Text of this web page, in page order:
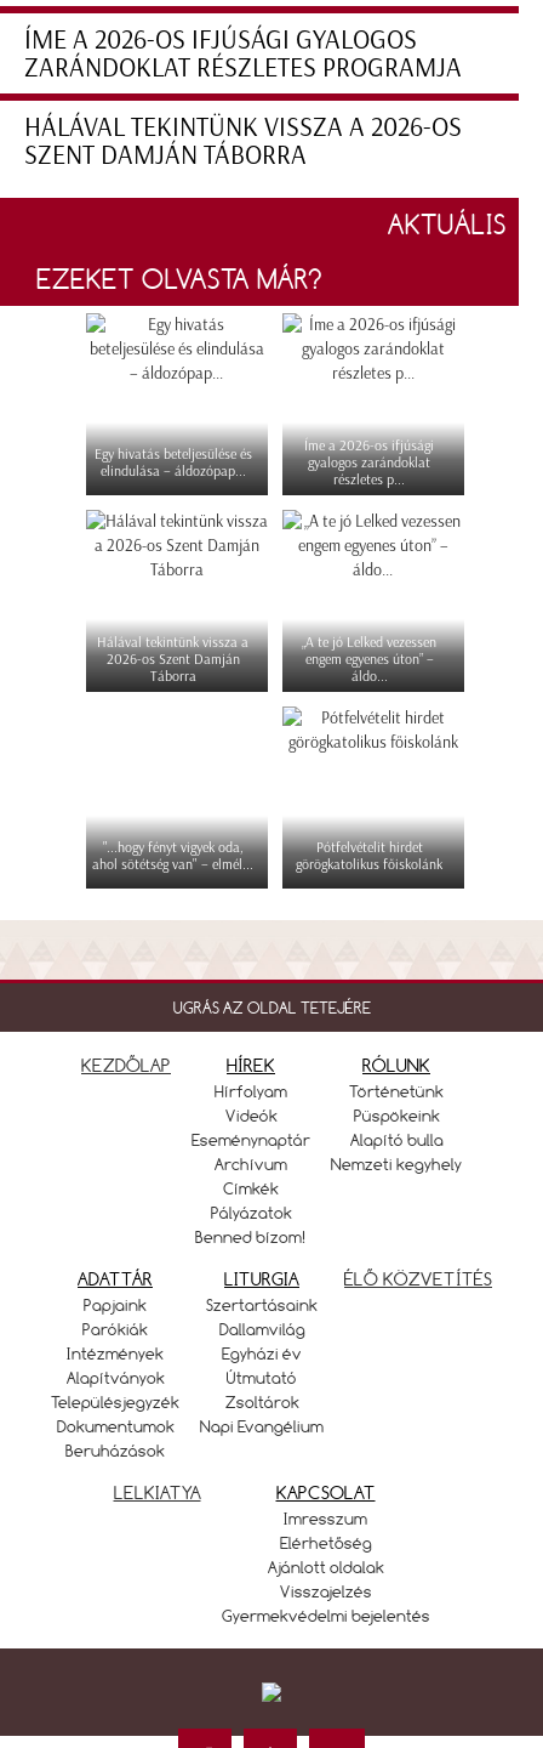
ÍME A 2026-OS IFJÚSÁGI GYALOGOS
ZARÁNDOKLAT RÉSZLETES PROGRAMJA
HÁLÁVAL TEKINTÜNK VISSZA A 2026-OS
SZENT DAMJÁN TÁBORRA
AKTUÁLIS
EZEKET OLVASTA MÁR?
Egy hivatás beteljesülése és
elindulása – áldozópap...
Íme a 2026-os ifjúsági
gyalogos zarándoklat
részletes p...
Hálával tekintünk vissza a
2026-os Szent Damján
Táborra
„A te jó Lelked vezessen
engem egyenes úton” –
áldo...
"...hogy fényt vigyek oda,
ahol sötétség van" – elmél...
Pótfelvételit hirdet
görögkatolikus főiskolánk
UGRÁS AZ OLDAL TETEJÉRE
KEZDŐLAP HÍREK
Hírfolyam
Videók
Eseménynaptár
Archívum
Címkék
Pályázatok
Benned bízom!
RÓLUNK
Történetünk
Püspökeink
Alapító bulla
Nemzeti kegyhely
ADATTÁR
Papjaink
Parókiák
Intézmények
Alapítványok
Településjegyzék
Dokumentumok
Beruházások
LITURGIA
Szertartásaink
Dallamvilág
Egyházi év
Útmutató
Zsoltárok
Napi Evangélium
ÉLŐ KÖZVETÍTÉS
LELKIATYA KAPCSOLAT
Imresszum
Elérhetőség
Ajánlott oldalak
Visszajelzés
Gyermekvédelmi bejelentés